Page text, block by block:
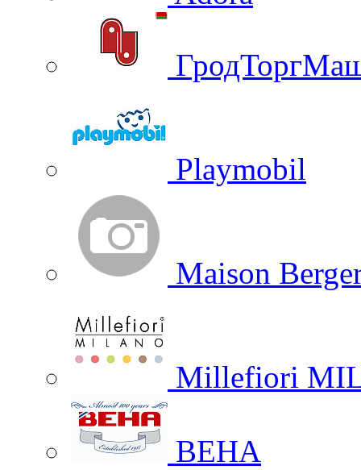
Playmobil
Maison
Millefiori
BEHA